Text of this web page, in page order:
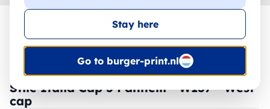
Stay here
Go to burger-print.nl
🔥 -30% Stampa DTF
Stile Italia Cap 5 Pannelli - W157 - West
cap